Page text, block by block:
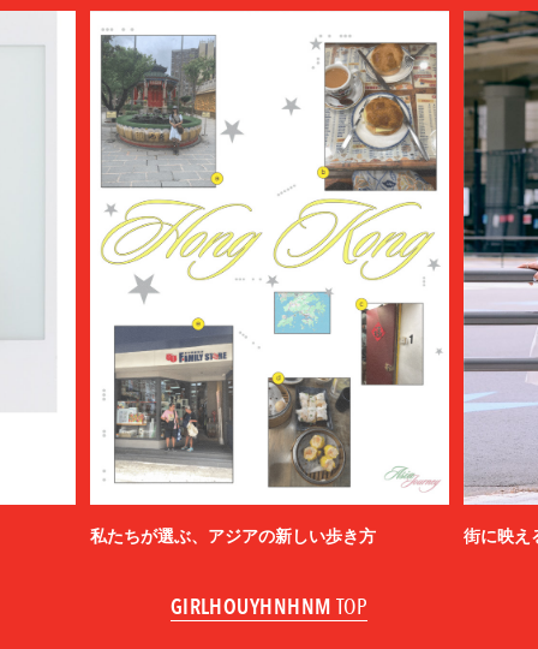
私たちが選ぶ、アジアの新しい歩き方 街に映え
GIRLHOUYHNHNM TOP